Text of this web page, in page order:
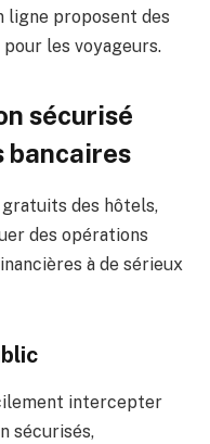
ligne proposent des
les voyageurs.
sécurisé
bancaires
gratuits des hôtels,
des opérations
à de sérieux
intercepter
sécurisés,